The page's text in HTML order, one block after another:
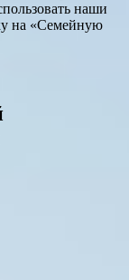
наши
на «Семейную